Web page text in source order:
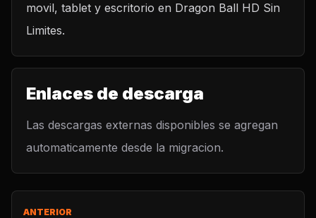
movil, tablet y escritorio en Dragon Ball HD Sin
Limites.
Enlaces de descarga
Las descargas externas disponibles se agregan
automaticamente desde la migracion.
ANTERIOR